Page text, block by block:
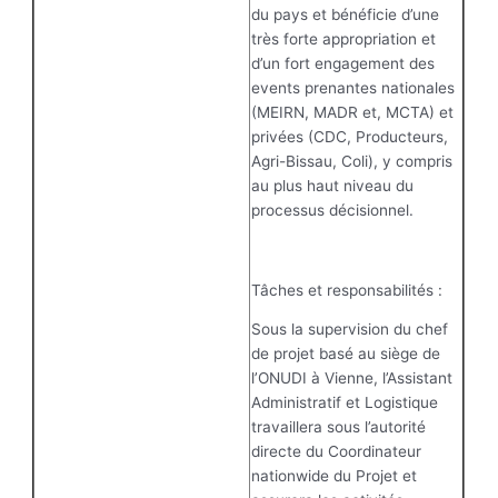
du pays et bénéficie d’une
très forte appropriation et
d’un fort engagement des
events prenantes nationales
(MEIRN, MADR et, MCTA) et
privées (CDC, Producteurs,
Agri-Bissau, Coli), y compris
au plus haut niveau du
processus décisionnel.
Tâches et responsabilités :
Sous la supervision du chef
de projet basé au siège de
l’ONUDI à Vienne, l’Assistant
Administratif et Logistique
travaillera sous l’autorité
directe du Coordinateur
nationwide du Projet et